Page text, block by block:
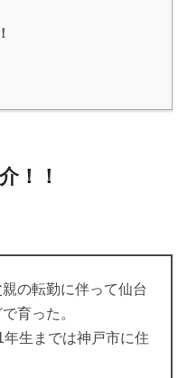
！！
の転勤に伴って仙台
育った。
生までは神戸市に住